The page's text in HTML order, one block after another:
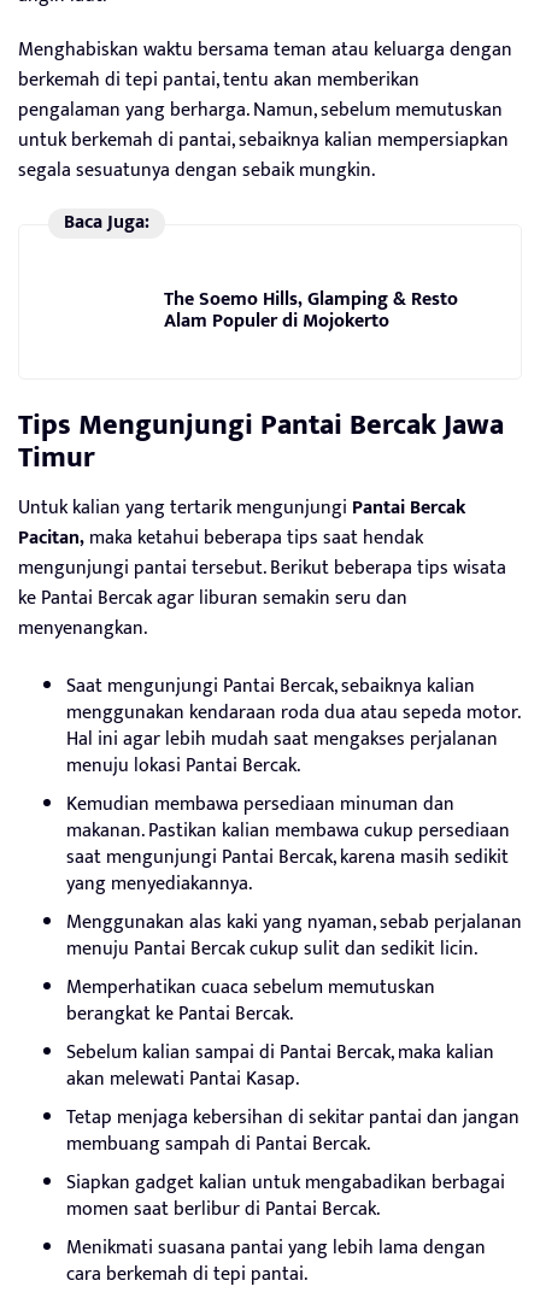
Menghabiskan waktu bersama teman atau keluarga dengan
berkemah di tepi pantai, tentu akan memberikan
pengalaman yang berharga. Namun, sebelum memutuskan
untuk berkemah di pantai, sebaiknya kalian mempersiapkan
segala sesuatunya dengan sebaik mungkin.
Baca Juga:
The Soemo Hills, Glamping & Resto
Alam Populer di Mojokerto
Tips Mengunjungi Pantai Bercak Jawa
Timur
Untuk kalian yang tertarik mengunjungi Pantai Bercak
Pacitan,maka ketahui beberapa tips saat hendak
mengunjungi pantai tersebut. Berikut beberapa tips wisata
ke Pantai Bercak agar liburan semakin seru dan
menyenangkan.
Saat mengunjungi Pantai Bercak, sebaiknya kalian
menggunakan kendaraan roda dua atau sepeda motor.
Hal ini agar lebih mudah saat mengakses perjalanan
menuju lokasi Pantai Bercak.
Kemudian membawa persediaan minuman dan
makanan. Pastikan kalian membawa cukup persediaan
saat mengunjungi Pantai Bercak, karena masih sedikit
yang menyediakannya.
Menggunakan alas kaki yang nyaman, sebab perjalanan
menuju Pantai Bercak cukup sulit dan sedikit licin.
Memperhatikan cuaca sebelum memutuskan
berangkat ke Pantai Bercak.
Sebelum kalian sampai di Pantai Bercak, maka kalian
akan melewati Pantai Kasap.
Tetap menjaga kebersihan di sekitar pantai dan jangan
membuang sampah di Pantai Bercak.
Siapkan gadget kalian untuk mengabadikan berbagai
momen saat berlibur di Pantai Bercak.
Menikmati suasana pantai yang lebih lama dengan
cara berkemah di tepi pantai.